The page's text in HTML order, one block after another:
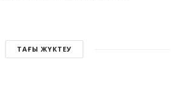
ТАҒЫ ЖҮКТЕУ